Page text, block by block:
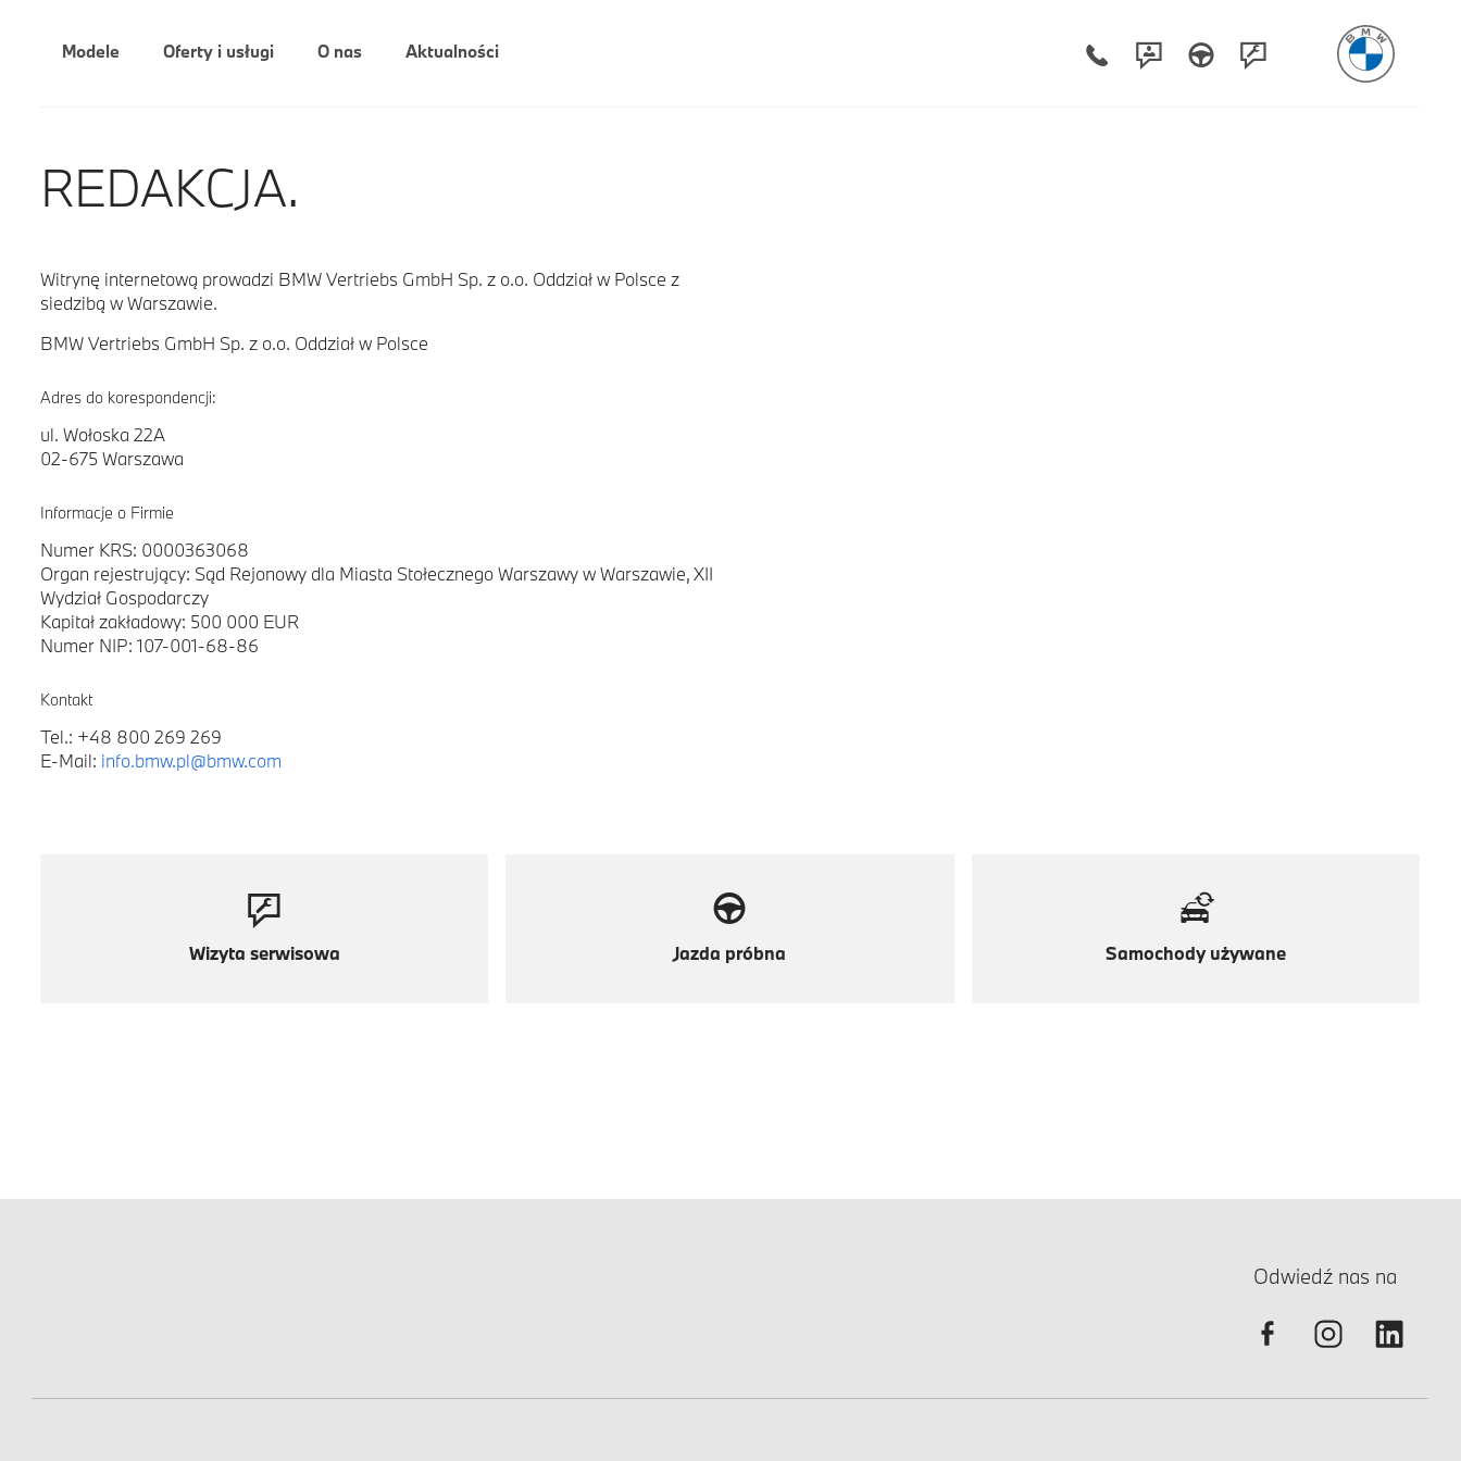
Modele Oferty i usługi O nas Aktualności
REDAKCJA.
Witrynę internetową prowadzi BMW Vertriebs GmbH Sp. z o.o. Oddział w Polsce z
siedzibą w Warszawie.
BMW Vertriebs GmbH Sp. z o.o. Oddział w Polsce
Adres do korespondencji:
ul. Wołoska 22A
02-675 Warszawa
Informacje o Firmie
Numer KRS: 0000363068
Organ rejestrujący: Sąd Rejonowy dla Miasta Stołecznego Warszawy w Warszawie, XII
Wydział Gospodarczy
Kapitał zakładowy: 500 000 EUR
Numer NIP: 107-001-68-86
Kontakt
Tel.: +48 800 269 269
E-Mail: info.bmw.pl@bmw.com
Wizyta serwisowa Jazda próbna Samochody używane
Odwiedź nas na